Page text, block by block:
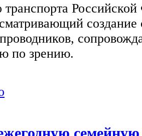
создание
по зрению.